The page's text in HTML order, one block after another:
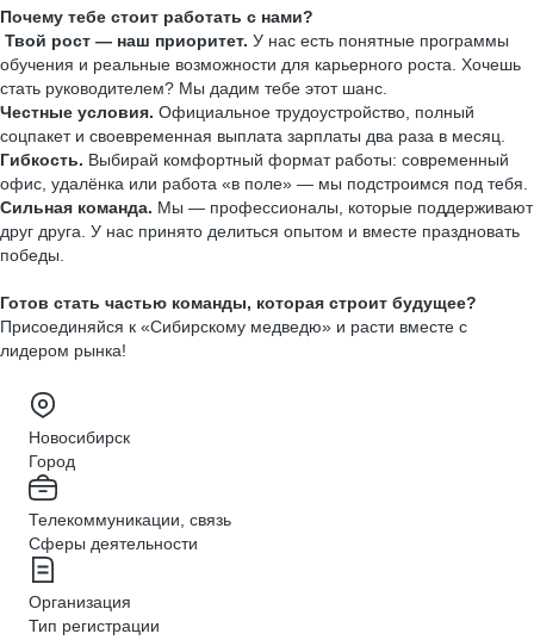
Почему тебе стоит работать с нами?
Твой рост — наш приоритет. У нас есть понятные программы
обучения и реальные возможности для карьерного роста. Хочешь
стать руководителем? Мы дадим тебе этот шанс.
Честные условия. Официальное трудоустройство, полный
соцпакет и своевременная выплата зарплаты два раза в месяц.
Гибкость. Выбирай комфортный формат работы: современный
офис, удалёнка или работа «в поле» — мы подстроимся под тебя.
Сильная команда. Мы — профессионалы, которые поддерживают
друг друга. У нас принято делиться опытом и вместе праздновать
победы.
Готов стать частью команды, которая строит будущее?
Присоединяйся к «Сибирскому медведю» и расти вместе с
лидером рынка!
Новосибирск
Город
Телекоммуникации, связь
Сферы деятельности
Организация
Тип регистрации